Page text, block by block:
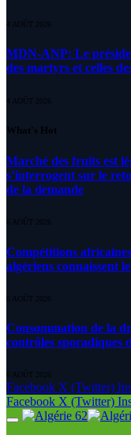
4 AOÛT 2026
MDN-ANP: Le
des martyrs et celles
4 AOÛT 2026
What's Hot
Marché des fruits est
s’interrogent sur le
de la demande
6 AOÛT 2026
Compétitions
algériens connaissent
6 AOÛT 2026
Consommation de la
contrôles sporadiques
6 AOÛT 2026
Facebook X (Twitter)
Facebook X (Twitter)